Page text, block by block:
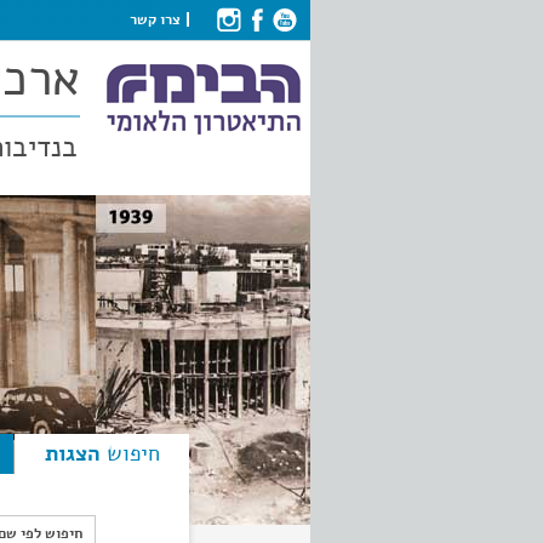
צרו קשר
חיפוש הצגות
חיפוש לפי